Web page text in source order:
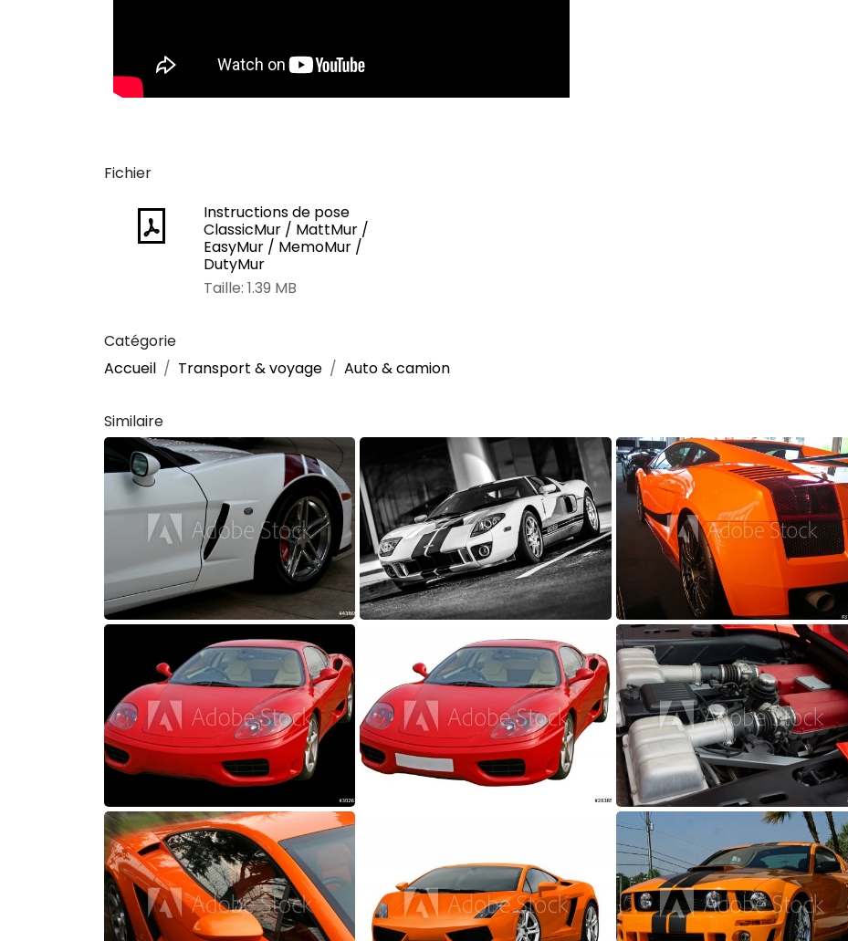
Fichier
Instructions de pose
ClassicMur / MattMur /
EasyMur / MemoMur /
DutyMur
Taille: 1.39 MB
Catégorie
Accueil
Transport & voyage Auto & camion
Similaire